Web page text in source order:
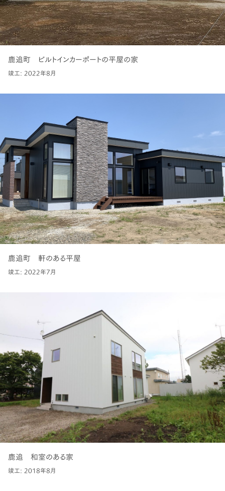
鹿追町 ビルトインカーポートの平屋の家
竣工: 2022年8月
鹿追町 軒のある平屋
竣工: 2022年7月
鹿追 和室のある家
竣工: 2018年8月